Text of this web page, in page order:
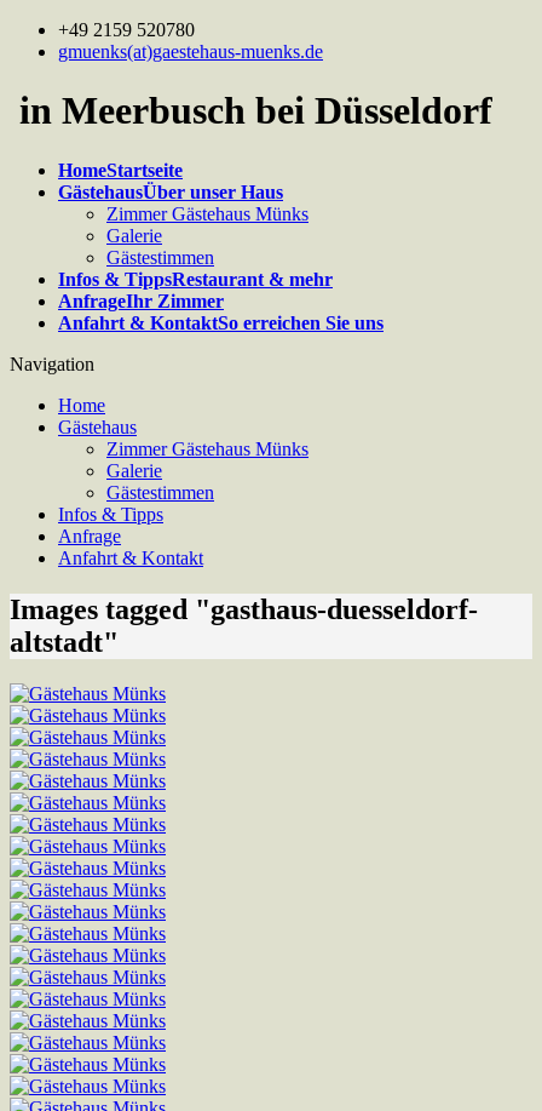
+49 2159 520780
gmuenks(at)gaestehaus-muenks.de
in Meerbusch bei Düsseldorf
HomeStartseite
GästehausÜber unser Haus
Zimmer Gästehaus Münks
Galerie
Gästestimmen
Infos & TippsRestaurant & mehr
AnfrageIhr Zimmer
Anfahrt & KontaktSo erreichen Sie uns
Navigation
Home
Gästehaus
Zimmer Gästehaus Münks
Galerie
Gästestimmen
Infos & Tipps
Anfrage
Anfahrt & Kontakt
Images tagged "gasthaus-duesseldorf-
altstadt"